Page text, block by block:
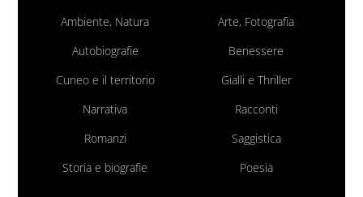
Ambiente, Natura
Arte, Fotografia
Autobiografie
Benessere
Cuneo e il territorio
Gialli e Thriller
Narrativa
Racconti
Romanzi
Saggistica
Storia e biografie
Poesia